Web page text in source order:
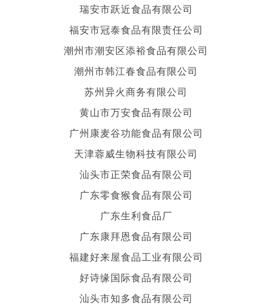
瑞安市跃近食品有限公司
福安市冠泰食品有限责任公司
潮州市潮安区添裕食品有限公司
潮州市韩江春食品有限公司
苏州异火商务有限公司
黄山市万安食品有限公司
广州康麦谷功能食品有限公司
天津蓉威生物科技有限公司
汕头市正荣食品有限公司
广东零食猴食品有限公司
广东生利食品厂
广东康拜恩食品有限公司
福建好来屋食品工业有限公司
好诗缘国际食品有限公司
汕头市知多食品有限公司